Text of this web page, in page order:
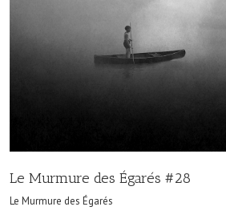
Le Murmure des Égarés #28
Le Murmure des Égarés